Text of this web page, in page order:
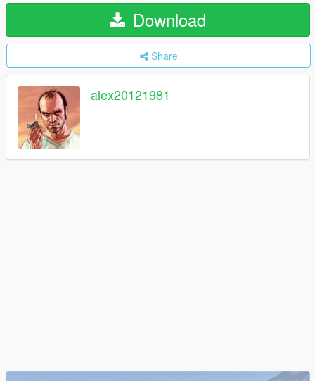
Download
Share
alex20121981